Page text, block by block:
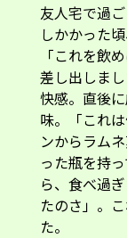
友人宅で過
しかかった
「これを飲
差し出しま
快感。直後
味。「これ
ンからラム
った瓶を持
ら、食べ過
たのさ」。
た。